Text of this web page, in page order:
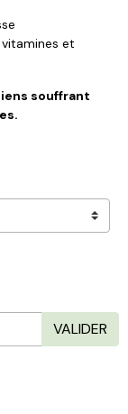
et
souffrant
VALIDER